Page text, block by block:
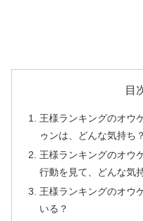
目
王様ランキングのオウ
ゥンは、どんな気持ち？
王様ランキングのオウ
行動を見て、どんな気
王様ランキングのオウ
いる？